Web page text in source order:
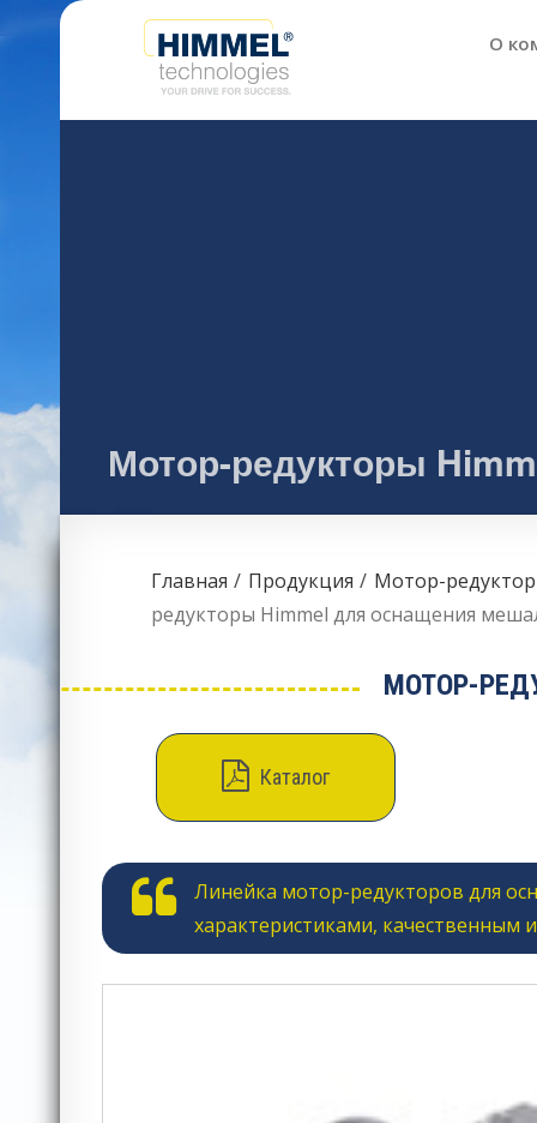
О
Мотор-редукторы
Главная Продукция
Мотор-
редукторы Himmel для оснащения
МОТОР-
Каталог
Линейка мотор-редукторов для
характеристиками,